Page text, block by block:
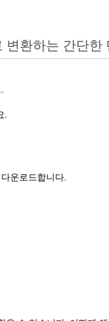
변환하는 간단한
.
운로드합니다.